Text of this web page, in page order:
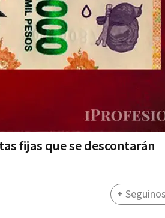
fijas que se descontarán
+